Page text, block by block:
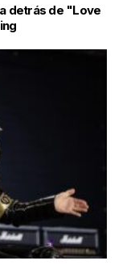
detrás de "Love